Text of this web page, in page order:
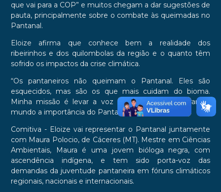
que vai para a COP” e muitos chegam a dar sugestões de
pauta, principalmente sobre o combate às queimadas no
Pantanal.
Eloize afirma que conhece bem a realidade dos
ribeirinhos e dos quilombolas da região e o quanto têm
sofrido os impactos da crise climática.
“Os pantaneiros não queimam o Pantanal. Eles são
esquecidos, mas são os que mais cuidam do bioma.
Minha missão é levar a voz desse povo e mostrar ao
mundo a importância do Pantanal”, explica.
Comitiva - Eloize vai representar o Pantanal juntamente
com Maura Polocio, de Cáceres (MT). Mestre em Ciências
Ambientais, Maura é uma jovem bióloga negra, com
ascendência indígena, e tem sido porta-voz das
demandas da juventude pantaneira em fóruns climáticos
regionais, nacionais e internacionais.